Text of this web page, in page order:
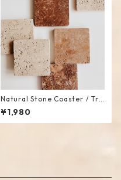
Natural Stone Coaster / Tra
y
¥1,980